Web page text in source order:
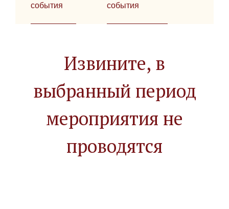
события
события
Извините, в
выбранный период
мероприятия не
проводятся